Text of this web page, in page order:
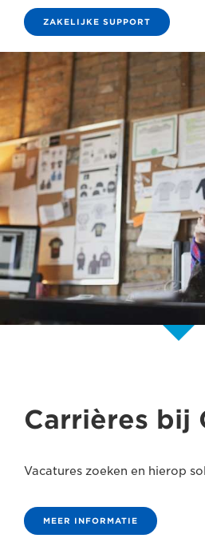
ZAKELIJKE SUPPORT
Carrières bij
Vacatures zoeken en hierop
MEER INFORMATIE